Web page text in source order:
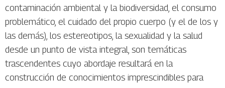
contaminación ambiental y la biodiversidad, el consumo
problemático, el cuidado del propio cuerpo (y el de los y
las demás), los estereotipos, la sexualidad y la salud
desde un punto de vista integral, son temáticas
trascendentes cuyo abordaje resultará en la
construcción de conocimientos imprescindibles para